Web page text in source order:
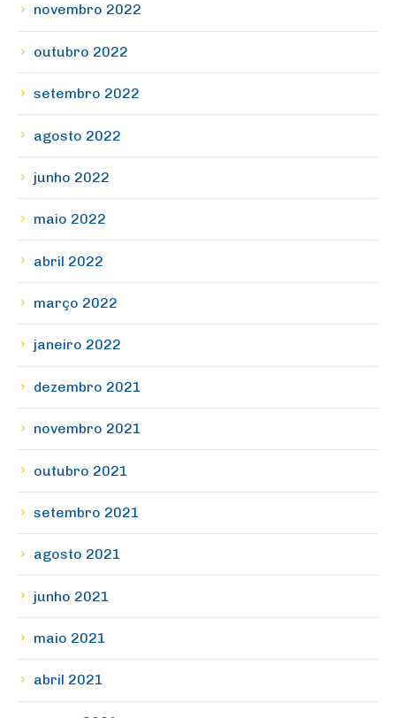
novembro 2022
outubro 2022
setembro 2022
agosto 2022
junho 2022
maio 2022
abril 2022
março 2022
janeiro 2022
dezembro 2021
novembro 2021
outubro 2021
setembro 2021
agosto 2021
junho 2021
maio 2021
abril 2021